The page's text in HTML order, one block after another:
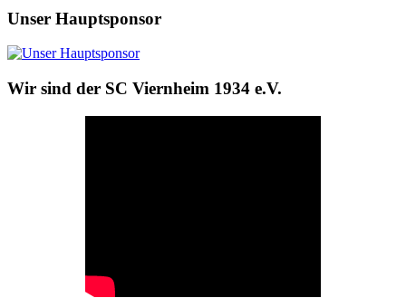
Unser Hauptsponsor
Wir sind der SC Viernheim 1934 e.V.